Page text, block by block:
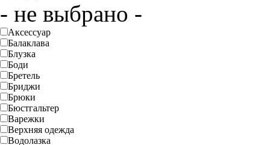
- не выбрано -
Аксессуар
Балаклава
Блузка
Боди
Бретель
Бриджи
Брюки
Бюстгальтер
Варежки
Верхняя одежда
Водолазка